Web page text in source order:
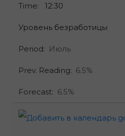
Time: 12:30
Уровень безработицы
Period: Июль
Prev. Reading: 6.5%
Forecast: 6.5%